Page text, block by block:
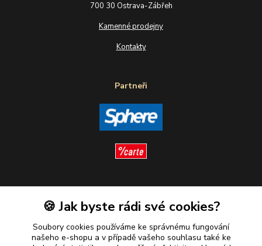
700 30 Ostrava-Zábřeh
Kamenné prodejny
Kontakty
Partneři
🍪 Jak byste rádi své cookies?
Soubory cookies používáme ke správnému fungování
našeho e-shopu a v případě vašeho souhlasu také ke